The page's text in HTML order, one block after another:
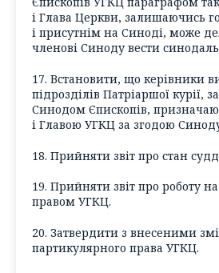
і Глава Церкви, залишаючись
і присутнім на Синоді, може
членові Синоду вести
17. Встановити, що керівники
підрозділів Патріаршої курії,
Синодом Єпископів,
і Главою УГКЦ за згодою
18. Прийняти звіт про стан
19. Прийняти звіт про роботу
правом УГКЦ.
20. Затвердити з внесеними
партикулярного права УГКЦ.